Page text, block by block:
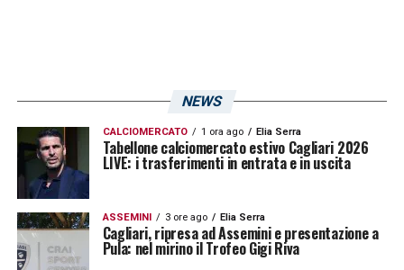
NEWS
CALCIOMERCATO 1 ora ago Elia Serra
Tabellone calciomercato estivo Cagliari 2026
LIVE: i trasferimenti in entrata e in uscita
ASSEMINI 3 ore ago Elia Serra
Cagliari, ripresa ad Assemini e presentazione a
Pula: nel mirino il Trofeo Gigi Riva